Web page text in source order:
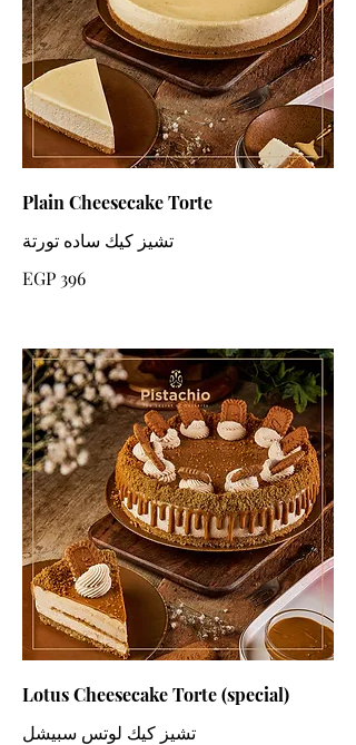
Plain Cheesecake Torte
تشيز كيك ساده تورتة
EGP 396
Lotus Cheesecake Torte (special)